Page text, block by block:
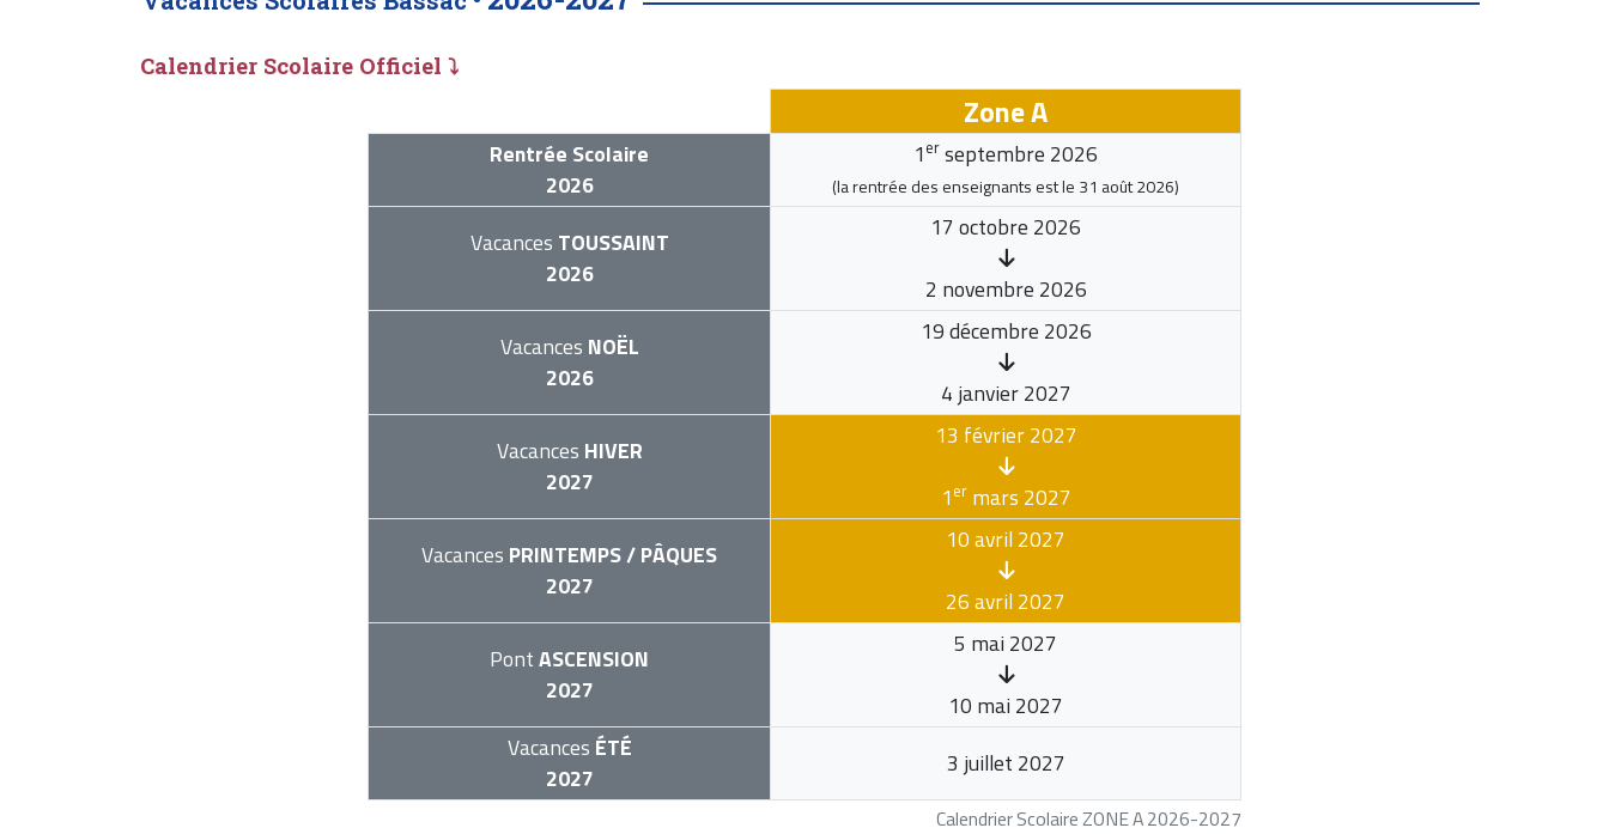
Calendrier Scolaire Officiel ⤵
Calendrier Scolaire ZONE A 2026-2027
Zone A
Rentrée Scolaire
2026
1 er septembre 2026
(la rentrée des enseignants est le 31 août 2026)
Vacances TOUSSAINT
2026
17 octobre 2026
2 novembre 2026
Vacances NOËL
2026
19 décembre 2026
4 janvier 2027
Vacances HIVER
2027
13 février 2027
1ermars 2027
Vacances PRINTEMPS / PÂQUES
2027
10 avril 2027
26 avril 2027
PontASCENSION
2027
5 mai 2027
10 mai 2027
Vacances ÉTÉ
2027
3 juillet 2027